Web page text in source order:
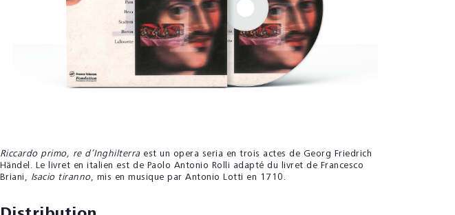
Riccardo primo, re d’Inghilterra est un opera seria en trois actes de Georg Friedrich
Händel. Le livret en italien est de Paolo Antonio Rolli adapté du livret de Francesco
Briani, Isacio tiranno, mis en musique par Antonio Lotti en 1710.